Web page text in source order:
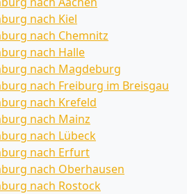
nach Kiel
nach Chemnitz
nach Halle
nach Magdeburg
nach Freiburg im Breisgau
nach Krefeld
nach Mainz
nach Lübeck
nach Erfurt
nach Oberhausen
nach Rostock